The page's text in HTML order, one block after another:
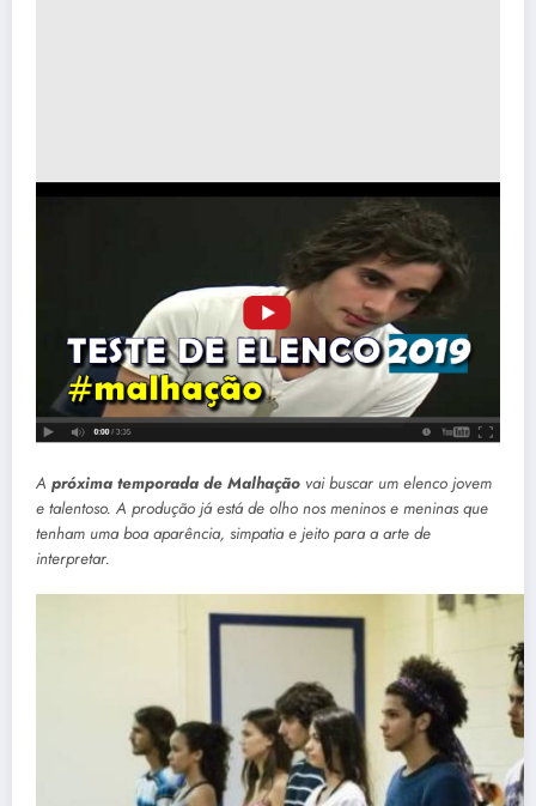
A próxima temporada de Malhação vai buscar um elenco jovem
e talentoso. A produção já está de olho nos meninos e meninas que
tenham uma boa aparência, simpatia e jeito para a arte de
interpretar.